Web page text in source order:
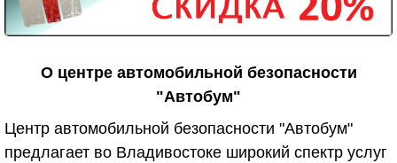
О центре автомобильной безопасности
"Автобум"
Центр автомобильной безопасности "Автобум"
предлагает во Владивостоке широкий спектр услуг